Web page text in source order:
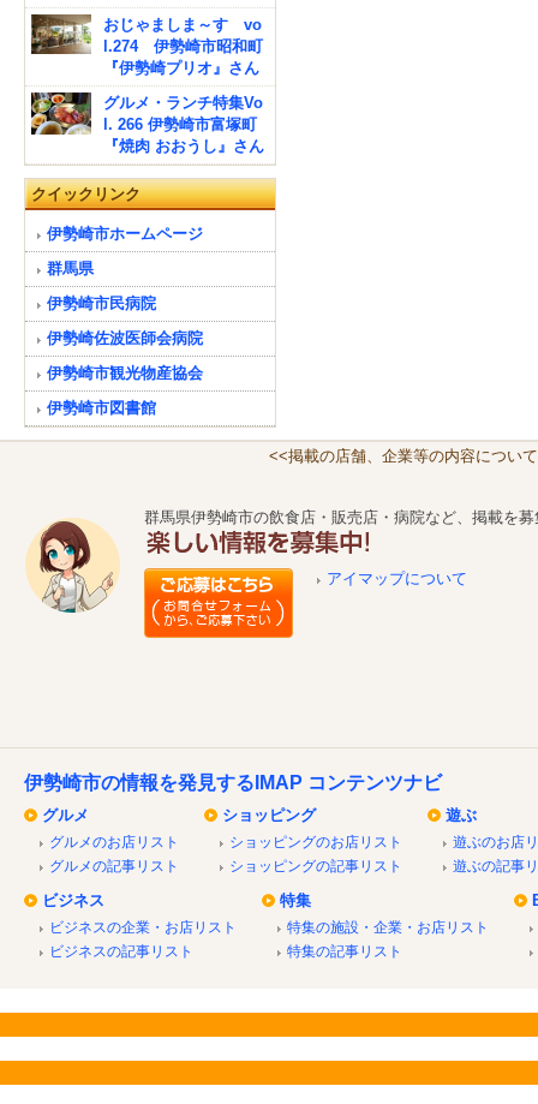
おじゃましま～す vo
l.274 伊勢崎市昭和町
『伊勢崎プリオ』さん
グルメ・ランチ特集Vo
l. 266 伊勢崎市富塚町
『焼肉 おおうし』さん
クイックリンク
伊勢崎市ホームページ
群馬県
伊勢崎市民病院
伊勢崎佐波医師会病院
伊勢崎市観光物産協会
伊勢崎市図書館
<<掲載の店舗、企業等の内容につい
群馬県伊勢崎市の飲食店・販売店・病院など、掲載を
アイマップについて
伊勢崎市の情報を発見するIMAP コンテンツナビ
グルメ
グルメのお店リスト
グルメの記事リスト
ショッピング
ショッピングのお店リスト
ショッピングの記事リスト
遊ぶ
遊ぶのお店
遊ぶの記事
ビジネス
ビジネスの企業・お店リスト
ビジネスの記事リスト
特集
特集の施設・企業・お店リスト
特集の記事リスト